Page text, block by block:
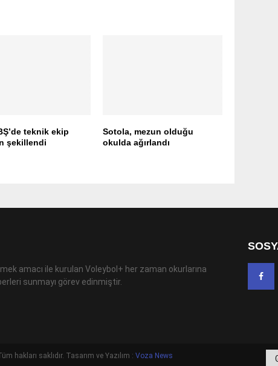
teknik ekip
şekillendi
Sotola, mezun olduğu
okulda ağırlandı
amacı ile kurulan Voleybol+ her zaman okurlarına
sunmayı görev edinmiştir.
hakları saklıdır. Tasarım ve Yazılım : Voza News